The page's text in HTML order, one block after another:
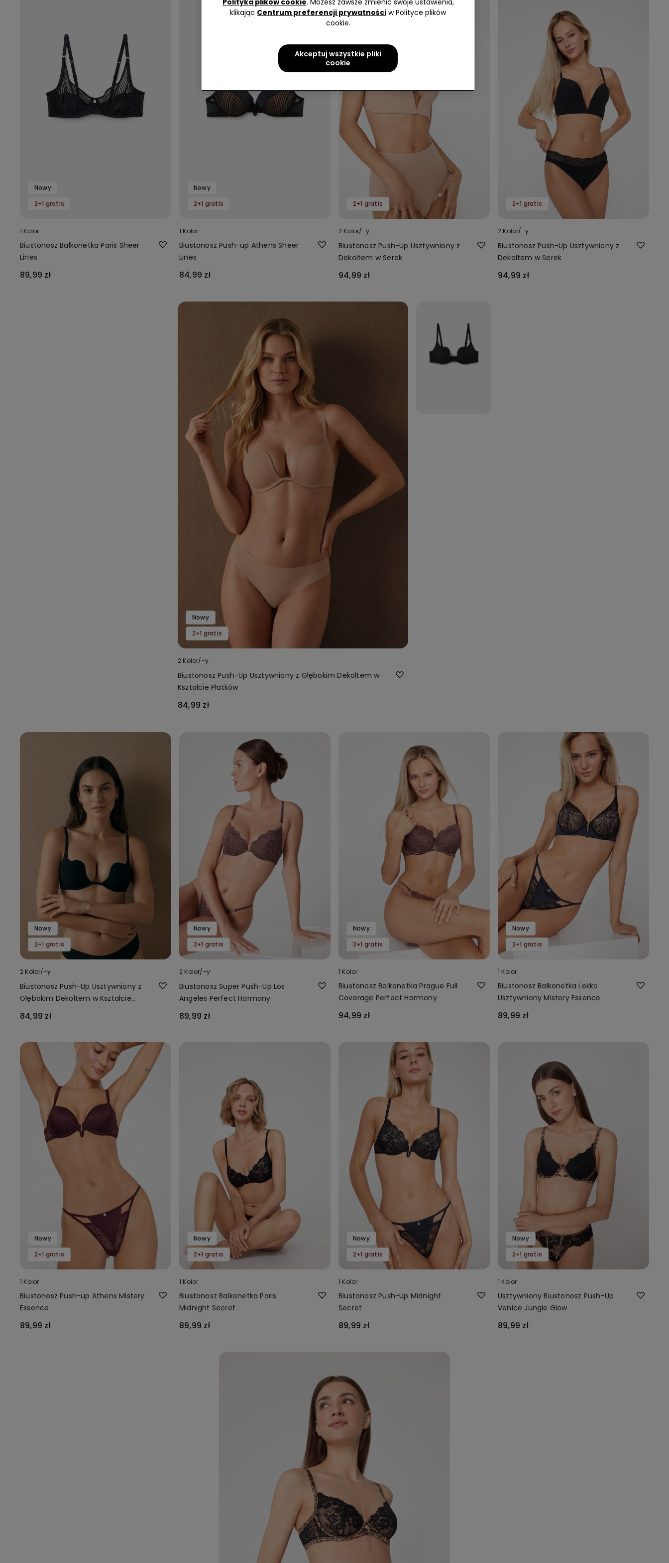
Nowy
2+1 gratis
1 Kolor
Biustonosz Balkonetka Paris Sheer
Lines
89,99 zł
Nowy
2+1 gratis
1 Kolor
Biustonosz Push-up Athens Sheer
Lines
84,99 zł
2+1 gratis
2 Kolor/-y
Biustonosz Push-Up Usztywniony z
Dekoltem w Serek
94,99 zł
2+1 gratis
2 Kolor/-y
Biustonosz Push-Up Usztywniony z
Dekoltem w Serek
94,99 zł
Nowy
2+1 gratis
2 Kolor/-y
Biustonosz Push-Up Usztywniony z Głębokim Dekoltem w
Kształcie Płatków
84,99 zł
Nowy
2+1 gratis
2 Kolor/-y
Biustonosz Push-Up Usztywniony z
Głębokim Dekoltem w Kształcie
84,99 zł
Nowy
2+1 gratis
2 Kolor/-y
Biustonosz Super Push-Up Los
Angeles Perfect Harmony
89,99 zł
Nowy
2+1 gratis
1 Kolor
Biustonosz Balkonetka Prague Full
Coverage Perfect Harmony
94,99 zł
Nowy
2+1 gratis
1 Kolor
Biustonosz Balkonetka Lekko
Usztywniony Mistery Essence
89,99 zł
Nowy
2+1 gratis
1 Kolor
Biustonosz Push-up Athens Mistery
Essence
89,99 zł
Nowy
2+1 gratis
1 Kolor
Biustonosz Balkonetka Paris
Midnight Secret
89,99 zł
Nowy
2+1 gratis
1 Kolor
Biustonosz Push-Up Midnight
Secret
89,99 zł
Nowy
2+1 gratis
1 Kolor
Usztywniony Biustonosz Push-Up
Venice Jungle Glow
89,99 zł
Polityka plików cookie. Możesz zawsze zmienić swoje ustawienia,
klikając Centrum preferencji prywatności w Polityce plików
cookie.
Akceptuj wszystkie pliki
cookie